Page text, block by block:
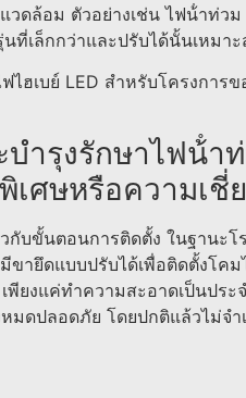
วดล้อม ตัวอย่างเช่น ไฟน้ําท่ว
ที่เล็กกว่าและปรับได้นั้นเหมา
ฮเบย์ LED สําหรับโครงการ
ารุงรักษาไฟน้ํา
เศษหรือความเ
กับขั้นตอนการติดตั้ง ในฐานะ
ขายึดแบบปรับได้เพื่อติดตั้งโค
ยงแค่ทําความสะอาดเป็นประ
มดปลอดภัย โดยปกติแล้วไม่จํ